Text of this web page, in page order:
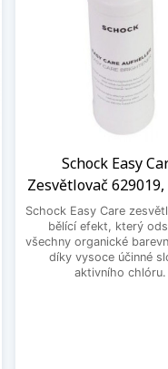
Schock Easy
Zesvětlovač
Schock Easy Care
bělící efekt, který
všechny organické
díky vysoce účinné
aktivního chlóru.